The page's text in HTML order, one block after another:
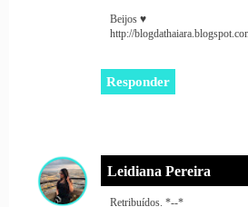
Beijos ♥
http://
Responder
Leidiana Pereira
Retribuídos. *--*